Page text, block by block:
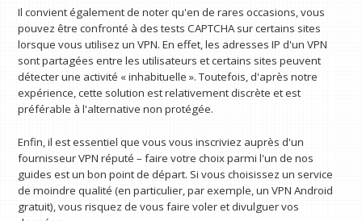
Il convient également de noter qu'en de rares occasions, vous
pouvez être confronté à des tests CAPTCHA sur certains sites
lorsque vous utilisez un VPN. En effet, les adresses IP d'un VPN
sont partagées entre les utilisateurs et certains sites peuvent
détecter une activité « inhabituelle ». Toutefois, d'après notre
expérience, cette solution est relativement discrète et est
préférable à l'alternative non protégée.
Enfin, il est essentiel que vous vous inscriviez auprès d'un
fournisseur VPN réputé – faire votre choix parmi l'un de nos
guides est un bon point de départ. Si vous choisissez un service
de moindre qualité (en particulier, par exemple, un VPN Android
gratuit), vous risquez de vous faire voler et divulguer vos